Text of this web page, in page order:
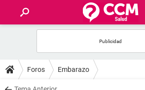
FOROS
SALUD
Foros Embarazo